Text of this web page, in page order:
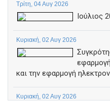
Τρίτη, 04 Αυγ 2026
Ιούλιος
Κυριακή, 02 Αυγ 2026
και την εφαρμογή
Κυριακή, 02 Αυγ 2026